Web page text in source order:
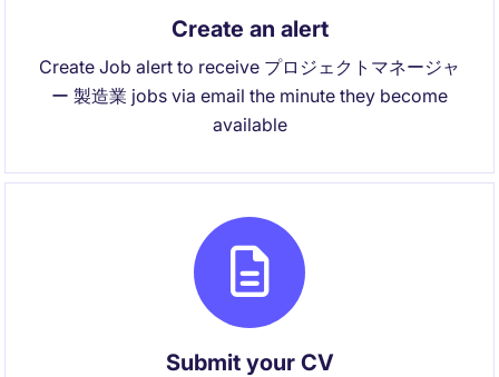
Create an alert
Create Job alert to receive プロジェクトマネージャ
ー 製造業 jobs via email the minute they become
available
Submit your CV